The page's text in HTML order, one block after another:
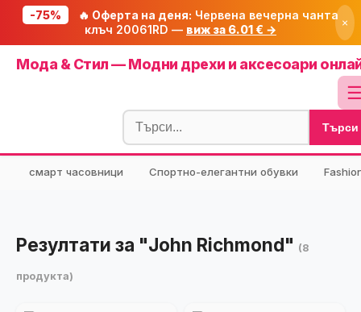
-75% 🔥 Оферта на деня: Червена вечерна чанта
клъч 20061RD — виж за 6.01 € → ×
Мода & Стил — Модни дрехи и аксесоари
Начало
🔥 Намаления
🧮 Калкулатори
🎟️ Купони
Търси
смарт часовници Спортно-елегантни обувки
Резултати за "John Richmond" (8
продукта)